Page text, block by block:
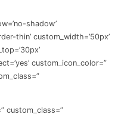
shadow’
thin’ custom_width=’50px’
custom_icon_color=”
custom_class=”